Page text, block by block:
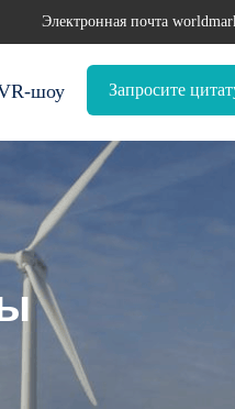
Электронная почта
шоу Запросите